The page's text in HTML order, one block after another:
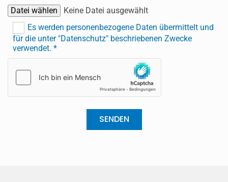
Datei wählen
Keine Datei ausgewählt
Es werden personenbezogene Daten übermittelt und
für die unter "Datenschutz" beschriebenen Zwecke
verwendet. *